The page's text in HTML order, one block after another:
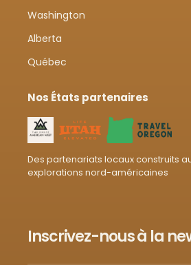
Washington
Alberta
Québec
Nos États partenaires
Des partenariats locaux construits
explorations nord-américaines
Inscrivez-nous à la